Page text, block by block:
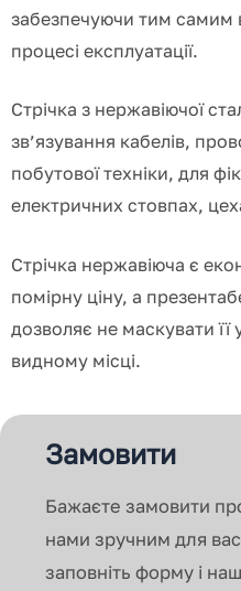
забезпечуючи тим самим
процесі експлуатації.
Стрічка з нержавіючої
зв’язування кабелів,
побутової техніки, для
електричних стовпах,
Стрічка нержавіюча є
помірну ціну, а
дозволяє не маскувати її
видному місці.
Замовити
Бажаєте замовити
нами зручним для
заповніть форму і